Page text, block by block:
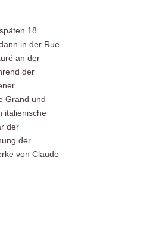
18.
in der Rue
an der
der
Grand und
italienische
der
der
von Claude